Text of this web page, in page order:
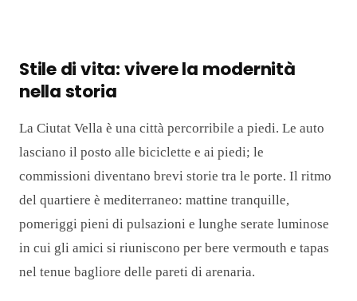
Stile di vita: vivere la modernità
nella storia
La Ciutat Vella è una città percorribile a piedi. Le auto
lasciano il posto alle biciclette e ai piedi; le
commissioni diventano brevi storie tra le porte. Il ritmo
del quartiere è mediterraneo: mattine tranquille,
pomeriggi pieni di pulsazioni e lunghe serate luminose
in cui gli amici si riuniscono per bere vermouth e tapas
nel tenue bagliore delle pareti di arenaria.